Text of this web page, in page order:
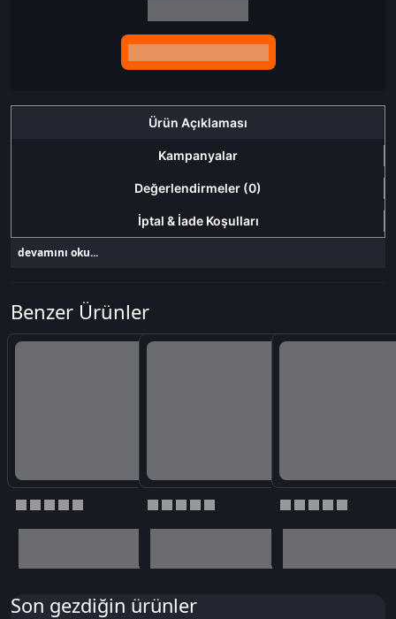
Ürün Açıklaması
Kampanyalar
Değerlendirmeler (0)
İptal & İade Koşulları
devamını oku...
Benzer Ürünler
Son gezdiğin ürünler